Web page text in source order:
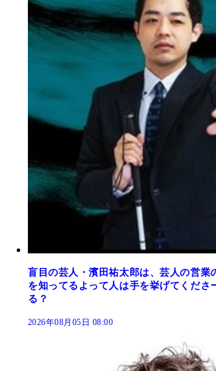
盲目の芸人・濱田祐太郎は、芸人の営業
を知ってるよって人は手を挙げてくださ
る？
2026年08月05日 08:00